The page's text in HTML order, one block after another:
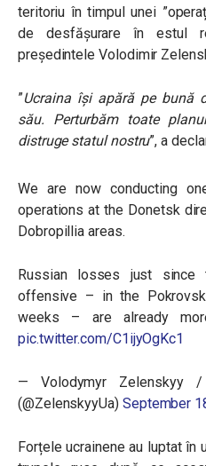
teritoriu în timpul unei
de desfășurare în estul
președintele Volodimir
”Ucraina își apără pe bună
său. Perturbăm toate
distruge statul nostru”, a
We are now conducting
operations at the Donetsk
Dobropillia areas.
Russian losses just
offensive – in the
weeks – are already
pic.twitter.com/C1ijyOgKc1
— Volodymyr Zelenskyy /
(@ZelenskyyUa) September
Forțele ucrainene au luptat în